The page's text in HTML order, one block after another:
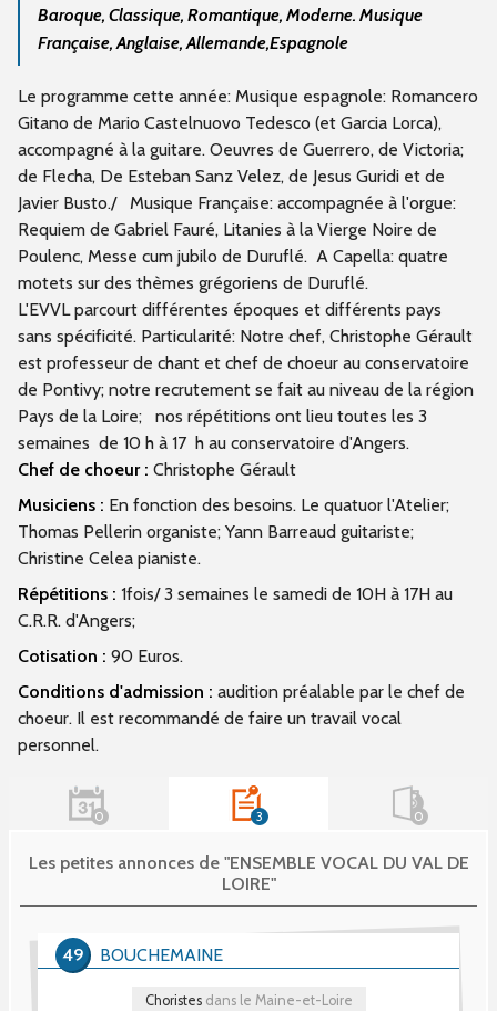
Baroque, Classique, Romantique, Moderne. Musique
Française, Anglaise, Allemande,Espagnole
Le programme cette année: Musique espagnole: Romancero
Gitano de Mario Castelnuovo Tedesco (et Garcia Lorca),
accompagné à la guitare. Oeuvres de Guerrero, de Victoria;
de Flecha, De Esteban Sanz Velez, de Jesus Guridi et de
Javier Busto./ Musique Française: accompagnée à l'orgue:
Requiem de Gabriel Fauré, Litanies à la Vierge Noire de
Poulenc, Messe cum jubilo de Duruflé. A Capella: quatre
motets sur des thèmes grégoriens de Duruflé.
L'EVVL parcourt différentes époques et différents pays
sans spécificité. Particularité: Notre chef, Christophe Gérault
est professeur de chant et chef de choeur au conservatoire
de Pontivy; notre recrutement se fait au niveau de la région
Pays de la Loire; nos répétitions ont lieu toutes les 3
semaines de 10 h à 17 h au conservatoire d'Angers.
Chef de choeur : Christophe Gérault
Musiciens : En fonction des besoins. Le quatuor l'Atelier;
Thomas Pellerin organiste; Yann Barreaud guitariste;
Christine Celea pianiste.
Répétitions : 1fois/ 3 semaines le samedi de 10H à 17H au
C.R.R. d'Angers;
Cotisation : 90 Euros.
Conditions d'admission : audition préalable par le chef de
choeur. Il est recommandé de faire un travail vocal
personnel.
0 3
Les petites annonces de "ENSEMBLE VOCAL DU VAL DE
LOIRE"
Choristesdans le Maine-et-Loire
BOUCHEMAINE
49
0